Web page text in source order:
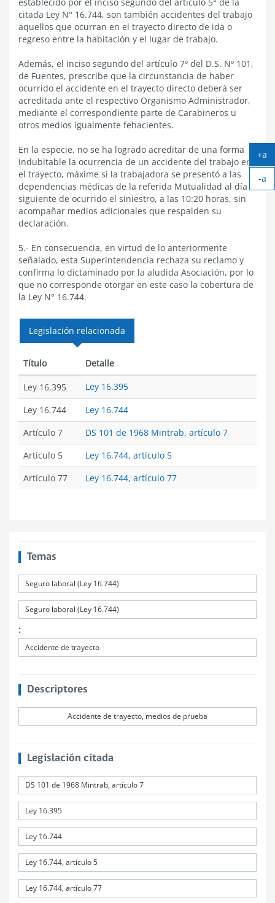
citada Ley N° 16.744, son también accidentes del trabajo
aquellos que ocurran en el trayecto directo de ida o
regreso entre la habitación y el lugar de trabajo.
Además, el inciso segundo del artículo 7º del D.S. Nº 101,
de Fuentes, prescribe que la circunstancia de haber
ocurrido el accidente en el trayecto directo deberá ser
acreditada ante el respectivo Organismo Administrador,
mediante el correspondiente parte de Carabineros u
otros medios igualmente fehacientes.
En la especie, no se ha logrado acreditar de una forma
indubitable la ocurrencia de un accidente del trabajo en
el trayecto, máxime si la trabajadora se presentó a las
dependencias médicas de la referida Mutualidad al día
siguiente de ocurrido el siniestro, a las 10:20 horas, sin
acompañar medios adicionales que respalden su
declaración.
5.- En consecuencia, en virtud de lo anteriormente
señalado, esta Superintendencia rechaza su reclamo y
confirma lo dictaminado por la aludida Asociación, por lo
que no corresponde otorgar en este caso la cobertura de
la Ley N° 16.744.
Legislación relacionada
Título Detalle
Ley 16.395
Ley 16.395
Ley 16.744
Ley 16.744
Artículo 7
DS 101 de 1968 Mintrab, artículo 7
Artículo 5
Ley 16.744, artículo 5
Artículo 77
Ley 16.744, artículo 77
Temas
Seguro laboral (Ley 16.744)
Seguro laboral (Ley 16.744)
:
Accidente de trayecto
Descriptores
Accidente de trayecto, medios de prueba
Legislación citada
DS 101 de 1968 Mintrab, artículo 7
Ley 16.395
Ley 16.744
Ley 16.744, artículo 5
Ley 16.744, artículo 77
+a
-a